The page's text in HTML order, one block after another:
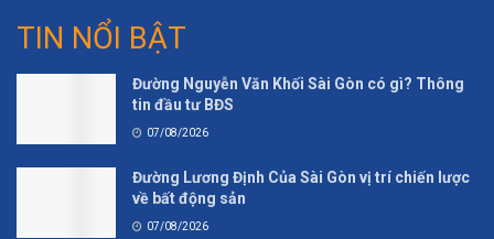
TIN NỔI BẬT
Đường Nguyễn Văn Khối Sài Gòn có gì? Thông
tin đầu tư BĐS
07/08/2026
Đường Lương Định Của Sài Gòn vị trí chiến lược
về bất động sản
07/08/2026